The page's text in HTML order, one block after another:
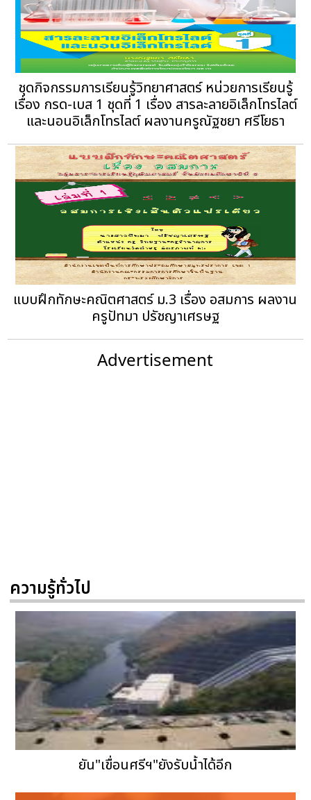
ชุดกิจกรรมการเรียนรู้วิทยาศาสตร์ หน่วยการเรียนรู้
เรื่อง กรด-เบส 1 ชุดที่ 1 เรื่อง สารละลายอิเล็กโทรไลต์
และนอนอิเล็กโทรไลต์ ผลงานครูณัฐชยา ศรีโยธา
แบบฝึกทักษะคณิตศาสตร์ ม.3 เรื่อง อสมการ ผลงาน
ครูปัทมา ปรัชญาเศรษฐ
Advertisement
ความรู้ทั่วไป
ยัน"เขื่อนศรีฯ"ยังรับน้ำได้อีก